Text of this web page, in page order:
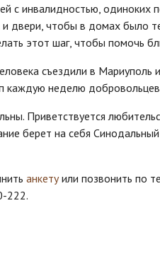
с инвалидностью, одиноких
и двери, чтобы в домах было
этот шаг, чтобы помочь
съездили в Мариуполь
каждую неделю
Приветствуется
берет на себя
анкетуили позвонить по
222.